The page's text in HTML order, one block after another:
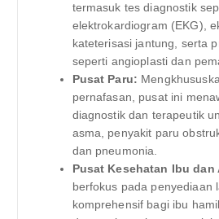
termasuk tes diagnostik
elektrokardiogram (EKG),
kateterisasi jantung, serta
seperti angioplasti dan
Pusat Paru:
pernafasan, pusat ini
diagnostik dan terapeutik
asma, penyakit paru
dan pneumonia.
Pusat Kesehatan Ibu dan
berfokus pada penyediaan
komprehensif bagi ibu